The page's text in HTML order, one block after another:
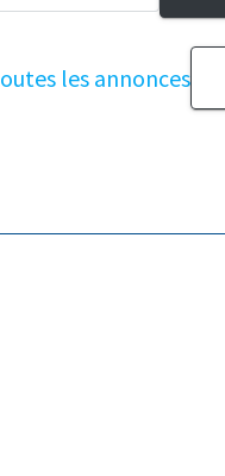
les annonces